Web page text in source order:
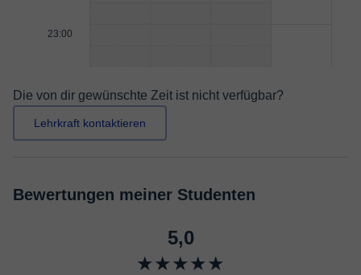
23:00
Die von dir gewünschte Zeit ist nicht verfügbar?
Lehrkraft kontaktieren
Bewertungen meiner Studenten
5,0
★★★★★